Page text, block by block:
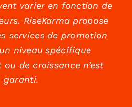
varier en fonction de
RiseKarma propose
services de promotion
niveau spécifique
ou de croissance n’est
garanti.